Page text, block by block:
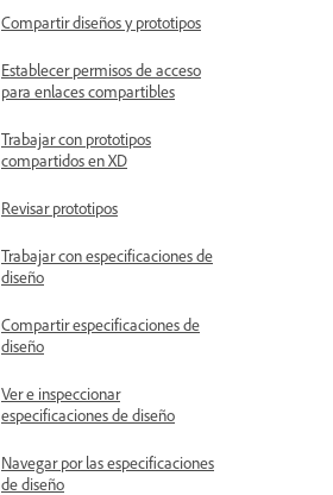
Compartir diseños y prototipos
Establecer permisos de acceso
para enlaces compartibles
Trabajar con prototipos
compartidos en XD
Revisar prototipos
Trabajar con especificaciones de
diseño
Compartir especificaciones de
diseño
Ver e inspeccionar
especificaciones de diseño
Navegar por las especificaciones
de diseño